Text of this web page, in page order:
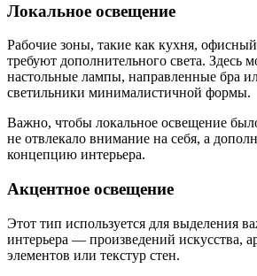
Локальное освещение
Рабочие зоны, такие как кухня,
требуют дополнительного света. Здесь
настольные лампы, направленные бра
светильники минималистичной формы.
Важно, чтобы локальное освещение
не отвлекало внимание на себя, а
концепцию интерьера.
Акцентное освещение
Этот тип используется для выделения
интерьера — произведений искусства,
элементов или текстур стен.